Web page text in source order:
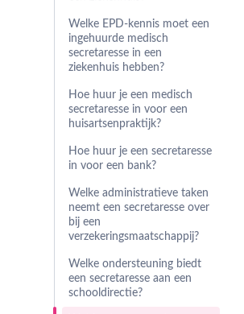
Welke EPD-kennis moet een
ingehuurde medisch
secretaresse in een
ziekenhuis hebben?
Hoe huur je een medisch
secretaresse in voor een
huisartsenpraktijk?
Hoe huur je een secretaresse
in voor een bank?
Welke administratieve taken
neemt een secretaresse over
bij een
verzekeringsmaatschappij?
Welke ondersteuning biedt
een secretaresse aan een
schooldirectie?